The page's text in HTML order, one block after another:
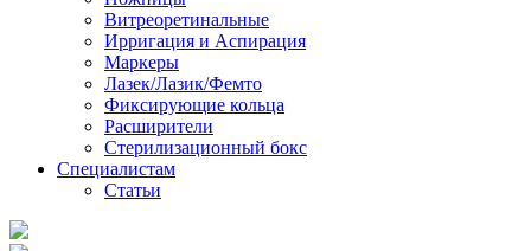
Витреоретинальные
Ирригация и Аспирация
Маркеры
Лазек/Лазик/Фемто
Фиксирующие кольца
Расширители
Стерилизационный бокс
Специалистам
Статьи